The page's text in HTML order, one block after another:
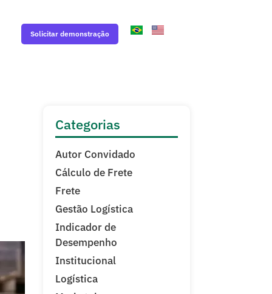
Solicitar demonstração
Categorias
Autor Convidado
Cálculo de Frete
Frete
Gestão Logística
Indicador de
Desempenho
Institucional
Logística